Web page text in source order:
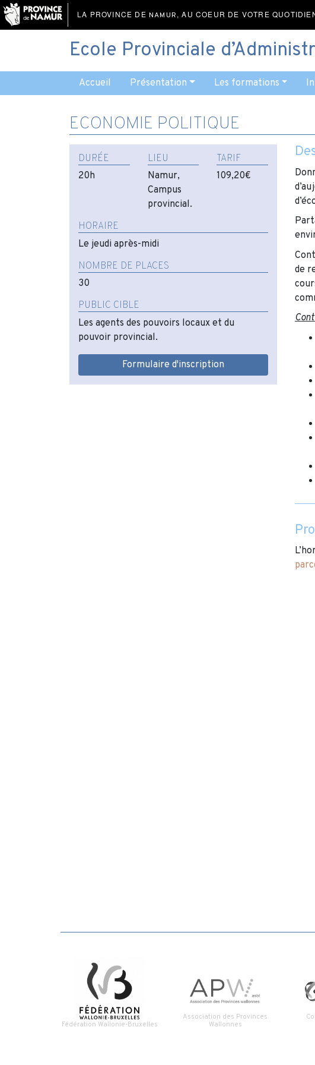
LA PROVINCE DE NAMUR, AU COEUR DE VOTRE
Ecole Provinciale
Accueil Présentation Les formations
ECONOMIE POLITIQUE
DURÉE
20h
LIEU
Namur,
Campus
provincial.
TARIF
109,20€
HORAIRE
Le jeudi après-midi
NOMBRE DE PLACES
30
PUBLIC CIBLE
Les agents des pouvoirs locaux et du
pouvoir provincial.
Formulaire d'inscription
de
Fédération Wallonie-Bruxelles
Association des Provinces
Wallonnes